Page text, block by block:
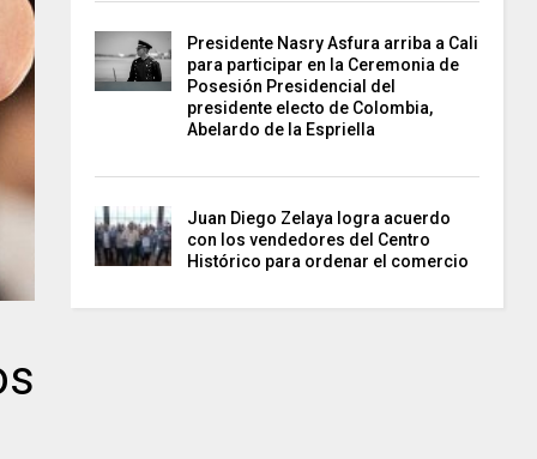
Presidente Nasry Asfura arriba a Cali
para participar en la Ceremonia de
Posesión Presidencial del
presidente electo de Colombia,
Abelardo de la Espriella
Juan Diego Zelaya logra acuerdo
con los vendedores del Centro
Histórico para ordenar el comercio